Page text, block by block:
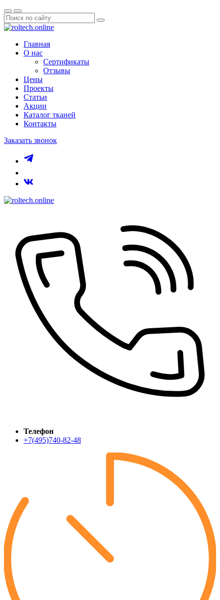
Главная
О нас
Сертификаты
Отзывы
Цены
Проекты
Статьи
Акции
Каталог тканей
Контакты
Заказать звонок
Телефон
+7(495)740-82-48